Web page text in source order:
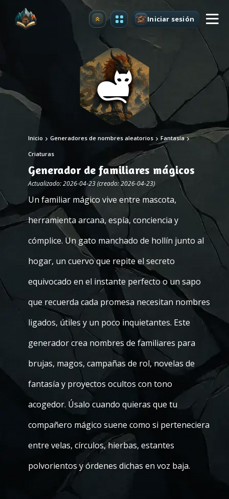
Mejorar Iniciar sesión
Inicio Generadores de nombres aleatorios Fantasía
Criaturas
Generador de familiares mágicos
Actualizado: 2026-04-23 (creado: 2026-04-23)
Un familiar mágico vive entre mascota,
herramienta arcana, espía, conciencia y
cómplice. Un gato manchado de hollín junto al
hogar, un cuervo que repite el secreto
equivocado en el instante perfecto o un sapo
que recuerda cada promesa necesitan nombres
ligados, útiles y un poco inquietantes. Este
generador crea nombres de familiares para
brujas, magos, campañas de rol, novelas de
fantasía y proyectos ocultos con tono
acogedor. Úsalo cuando quieras que tu
compañero mágico suene como si perteneciera
entre velas, círculos, hierbas, estantes
polvorientos y órdenes dichas en voz baja.